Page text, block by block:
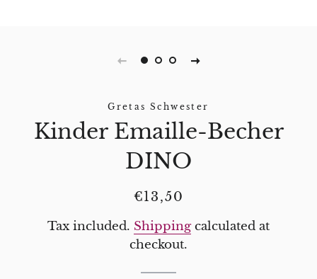
Gretas Schwester
Kinder Emaille-Becher
DINO
Regular
Sale
€13,50
Tax included. Shippingcalculated at
checkout.